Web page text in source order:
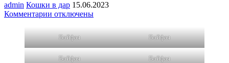
admin Кошки в дар 15.06.2023
Комментарии к
Особенная
кошка
Вайфая
отключены
Вайфая Вайфая
Вайфая Вайфая